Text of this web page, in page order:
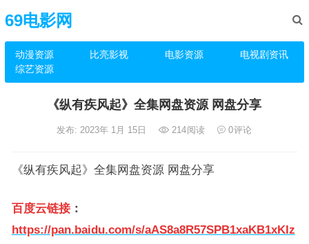
69电影网
动漫资源 比亮影视 电影资源
电视剧资讯
综艺资源
《纵有疾风起》全集网盘资源 网盘分享
发布: 2023年 1月 15日 214阅读 0评论
《纵有疾风起》全集网盘资源 网盘分享
百度云链接：
https://pan.baidu.com/s/aAS8a8R57SPB1xaKB1xKIz